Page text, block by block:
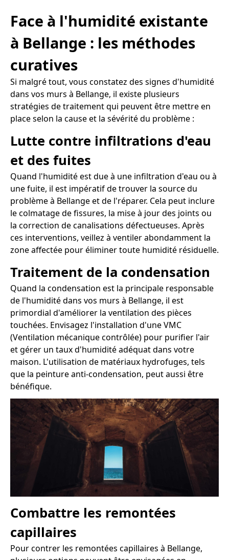
Face à l'humidité existante
à Bellange : les méthodes
curatives
Si malgré tout, vous constatez des signes d'humidité
dans vos murs à Bellange, il existe plusieurs
stratégies de traitement qui peuvent être mettre en
place selon la cause et la sévérité du problème :
Lutte contre infiltrations d'eau
et des fuites
Quand l'humidité est due à une infiltration d'eau ou à
une fuite, il est impératif de trouver la source du
problème à Bellange et de l'réparer. Cela peut inclure
le colmatage de fissures, la mise à jour des joints ou
la correction de canalisations défectueuses. Après
ces interventions, veillez à ventiler abondamment la
zone affectée pour éliminer toute humidité résiduelle.
Traitement de la condensation
Quand la condensation est la principale responsable
de l'humidité dans vos murs à Bellange, il est
primordial d'améliorer la ventilation des pièces
touchées. Envisagez l'installation d'une VMC
(Ventilation mécanique contrôlée) pour purifier l'air
et gérer un taux d'humidité adéquat dans votre
maison. L'utilisation de matériaux hydrofuges, tels
que la peinture anti-condensation, peut aussi être
bénéfique.
Combattre les remontées
capillaires
Pour contrer les remontées capillaires à Bellange,